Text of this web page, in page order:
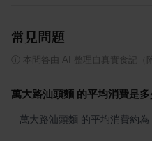
常見問題
本問答由 AI 整理自真實食記（
萬大路汕頭麵 的平均消費是多
萬大路汕頭麵 的平均消費約為